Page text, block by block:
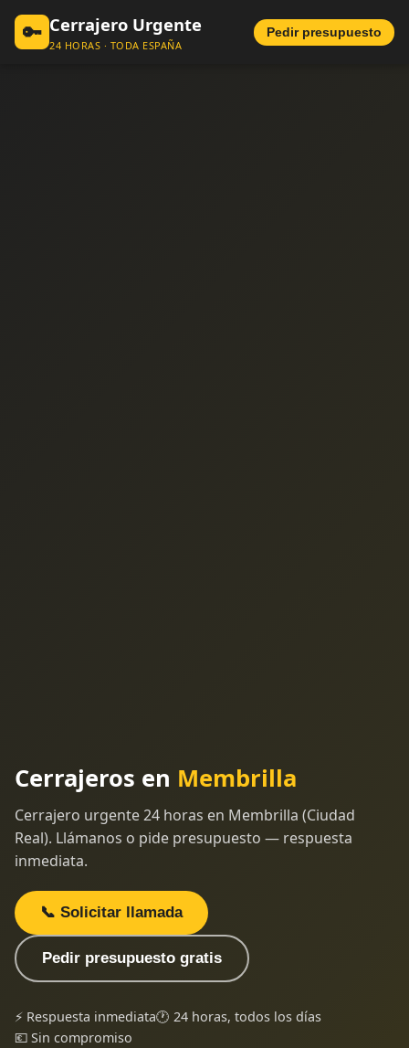
🔑 Cerrajero Urgente
24 HORAS · TODA ESPAÑA
Pedir presupuesto
Cerrajeros en Membrilla
Cerrajero urgente 24 horas en Membrilla (Ciudad
Real). Llámanos o pide presupuesto — respuesta
inmediata.
📞 Solicitar llamada
Pedir presupuesto gratis
⚡ Respuesta inmediata🕐 24 horas, todos los días
💶 Sin compromiso